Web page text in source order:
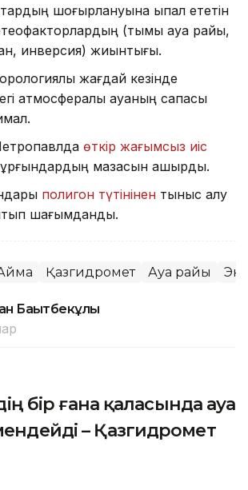
шоғырлануына ықпал ететін
(тымық ауа райы,
инверсия) жиынтығы.
жағдай кезінде
атмосфералық ауаның сапасы
өткір жағымсыз иіс
мазасын қашырды.
полигон түтінінен тыныс алу
шағымданды.
Қазгидромет Ауа райы
Бақытбекұлы
бір ғана қаласында ауа
– Қазгидромет